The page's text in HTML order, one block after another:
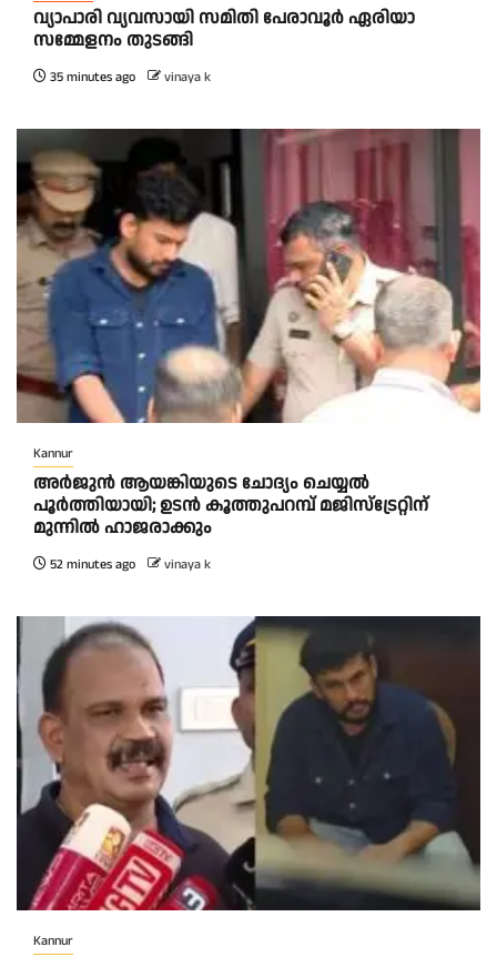
വ്യാപാരി വ്യവസായി സമിതി പേരാവൂർ ഏരിയാ
സമ്മേളനം തുടങ്ങി
35 minutes ago vinaya k
Kannur
അര്‍ജുന്‍ ആയങ്കിയുടെ ചോദ്യം ചെയ്യല്‍
പൂര്‍ത്തിയായി; ഉടന്‍ കൂത്തുപറമ്പ് മജിസ്ട്രേറ്റിന്
മുന്നില്‍ ഹാജരാക്കും
52 minutes ago vinaya k
Kannur